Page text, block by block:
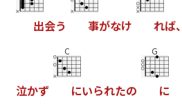
出会う 事がなけ れば、
泣かず
C
にいられたの
G
に